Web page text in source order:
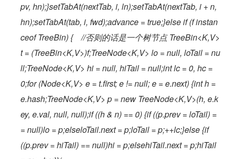
pv, hn);}setTabAt(nextTab, i, ln);setTabAt(nextTab, i + n,
hn);setTabAt(tab, i, fwd);advance = true;}else if (f instan
ceof TreeBin) {    //否则的话是一个树节点 TreeBin<K,V>
t = (TreeBin<K,V>)f;TreeNode<K,V> lo = null, loTail = nu
ll;TreeNode<K,V> hi = null, hiTail = null;int lc = 0, hc =
0;for (Node<K,V> e = t.first; e != null; e = e.next) {int h =
e.hash;TreeNode<K,V> p = new TreeNode<K,V>(h, e.k
ey, e.val, null, null);if ((h & n) == 0) {if ((p.prev = loTail) =
= null)lo = p;elseloTail.next = p;loTail = p;++lc;}else {if
((p.prev = hiTail) == null)hi = p;elsehiTail.next = p;hiTail